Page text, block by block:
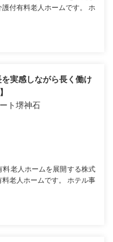
付有料老人ホームです。 ホ
実感しながら長く働け
ト堺神石
料老人ホームを展開する株式
老人ホームです。 ホテル事